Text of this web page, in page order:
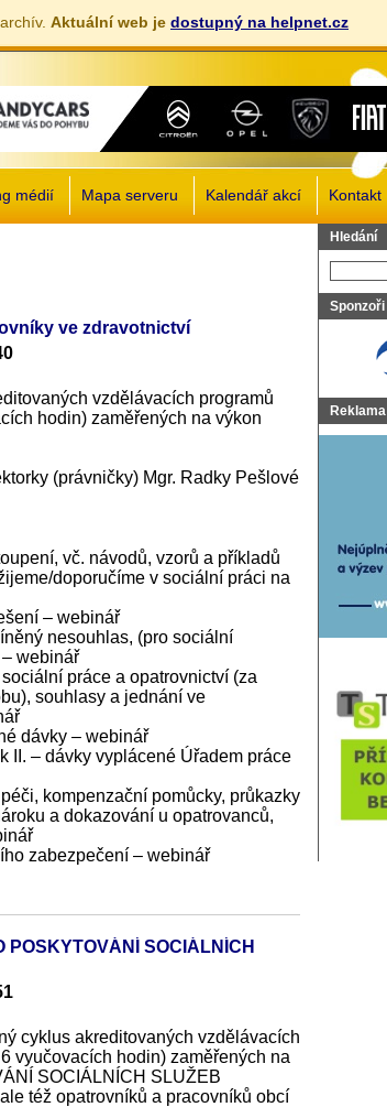
Aktuální web je dostupný na helpnet.cz
médií Mapa serveru Kalendář akcí Kontakt
ve zdravotnictví
vzdělávacích programů
hodin) zaměřených na výkon
(právničky) Mgr. Radky Pešlové
vč. návodů, vzorů a příkladů
doporučíme v sociální práci na
– webinář
nesouhlas, (pro sociální
webinář
práce a opatrovnictví (za
souhlasy a jednání ve
dávky – webinář
II. – dávky vyplácené Úřadem práce
kompenzační pomůcky, průkazky
a dokazování u opatrovanců,
zabezpečení – webinář
SOCIÁLNÍCH
cyklus akreditovaných vzdělávacích
vyučovacích hodin) zaměřených na
SOCIÁLNÍCH SLUŽEB
též opatrovníků a pracovníků obcí
Hledání
Sponzoři
Reklama